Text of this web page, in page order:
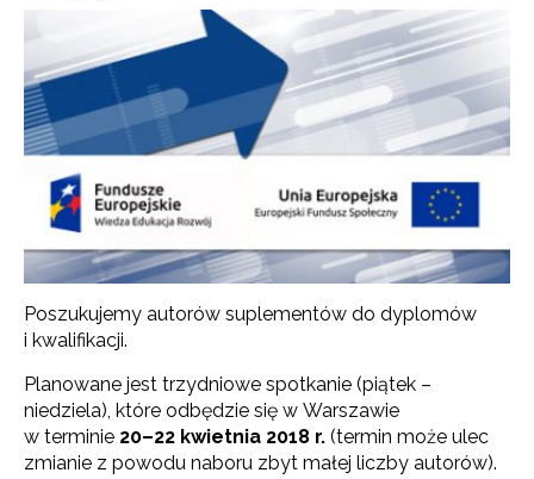
Poszukujemy autorów suplementów do dyplomów
i kwalifikacji.
Planowane jest trzydniowe spotkanie (piątek –
niedziela), które odbędzie się w Warszawie
w terminie 20–22 kwietnia 2018 r. (termin może ulec
zmianie z powodu naboru zbyt małej liczby autorów).